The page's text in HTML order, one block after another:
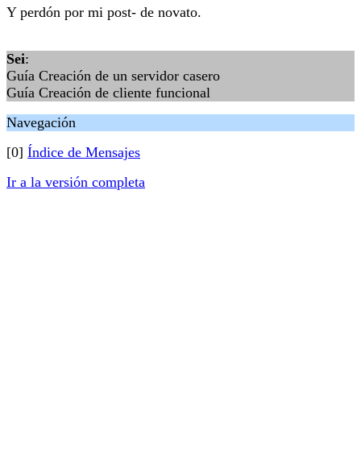
Y perdón por mi post- de novato.
Sei:
Guía Creación de un servidor casero
Guía Creación de cliente funcional
Navegación
[0] Índice de Mensajes
Ir a la versión completa